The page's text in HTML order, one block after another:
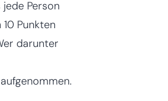
Person
Punkten
darunter